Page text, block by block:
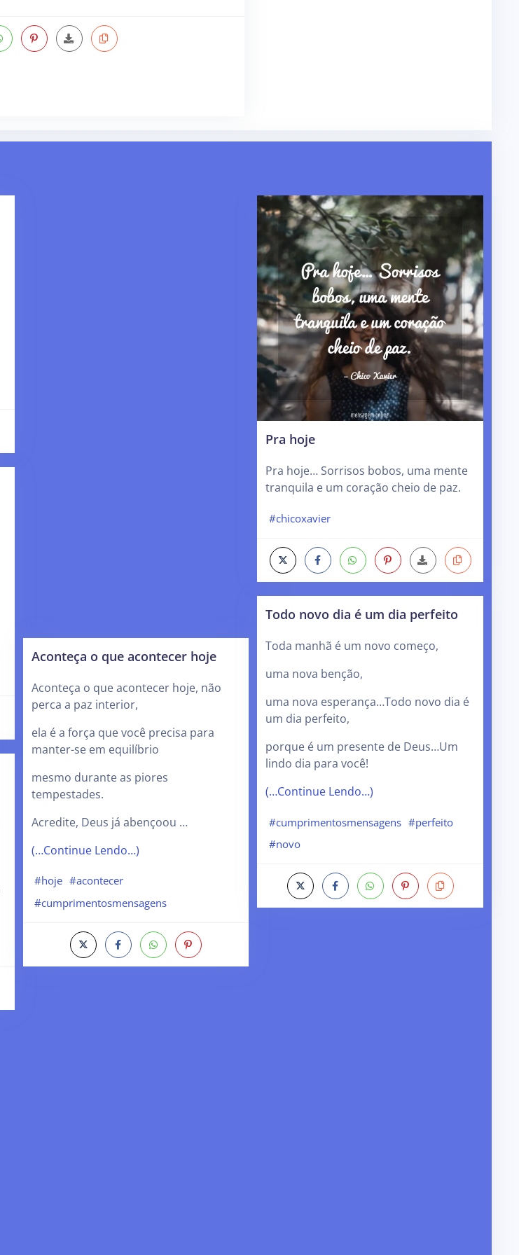
Aconteça o que acontecer hoje
Aconteça o que acontecer hoje, não
perca a paz interior,
ela é a força que você precisa para
manter-se em equilíbrio
mesmo durante as piores
tempestades.
Acredite, Deus já abençoou …
(…Continue Lendo…)
#hoje #acontecer
#cumprimentosmensagens
Pra hoje
Pra hoje… Sorrisos bobos, uma mente
tranquila e um coração cheio de paz.
#chicoxavier
Todo novo dia é um dia perfeito
Toda manhã é um novo começo,
uma nova benção,
uma nova esperança…Todo novo dia é
um dia perfeito,
porque é um presente de Deus…Um
lindo dia para você!
(…Continue Lendo…)
#cumprimentosmensagens #perfeito
#novo